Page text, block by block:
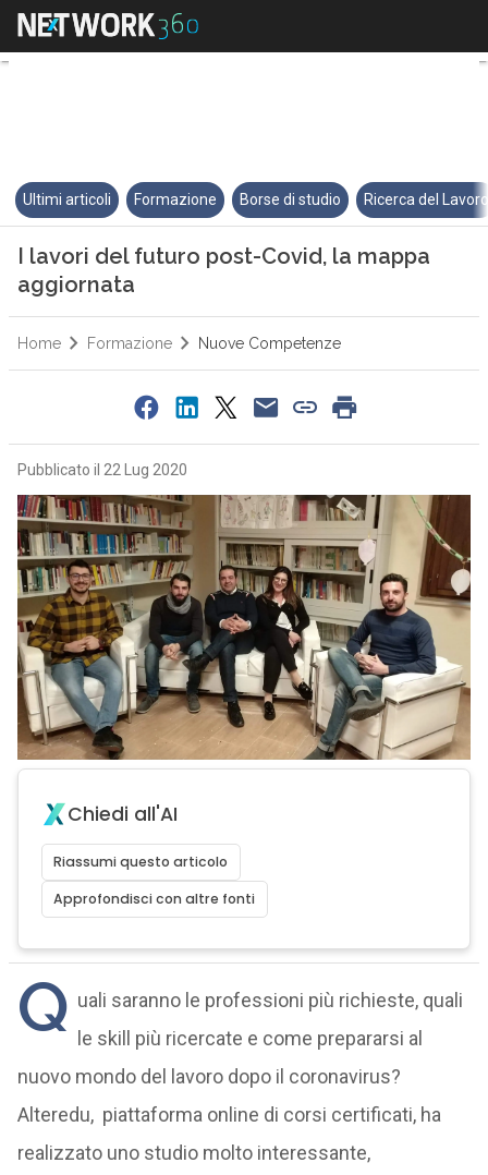
I lavori del futuro post-Covid,
Ultimi articoli Formazione Borse di studio Ricerca del
I lavori del futuro post-Covid, la mappa
aggiornata
Home Formazione Nuove Competenze
Pubblicato il 22 Lug 2020
Chiedi all'AI
Riassumi questo articolo
Approfondisci con altre fonti
Q uali saranno le professioni più richieste, quali
le skill più ricercate e come prepararsi al
nuovo mondo del lavoro dopo il coronavirus?
Alteredu, piattaforma online di corsi certificati, ha
realizzato uno studio molto interessante,